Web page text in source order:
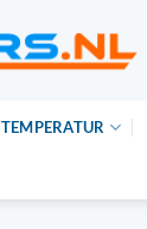
TEMPERATUR